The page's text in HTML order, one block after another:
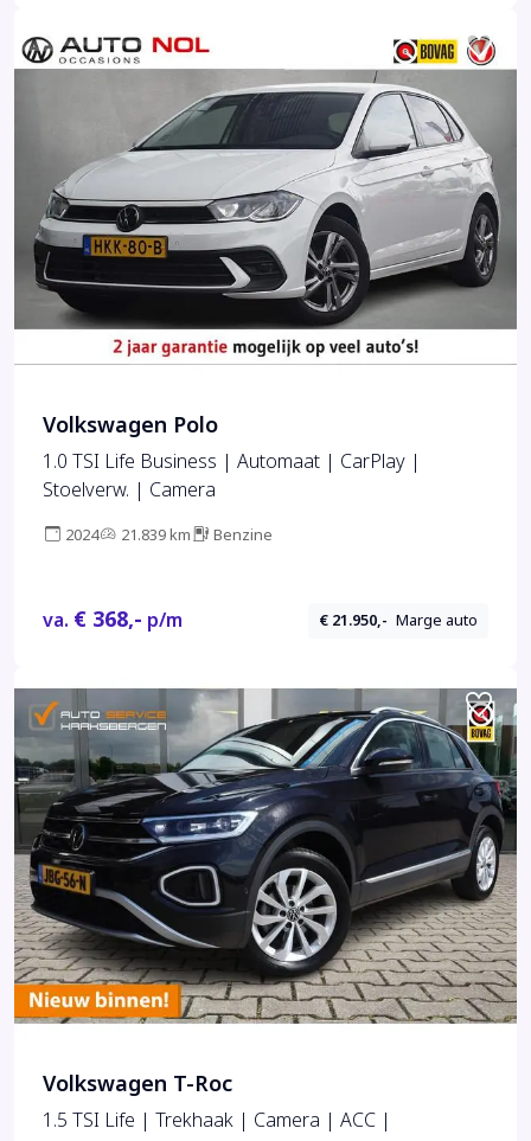
Volkswagen Polo
1.0 TSI Life Business | Automaat | CarPlay |
Stoelverw. | Camera
2024 21.839 km Benzine
va. € 368,- p/m € 21.950,- Marge auto
Volkswagen T-Roc
1.5 TSI Life | Trekhaak | Camera | ACC |